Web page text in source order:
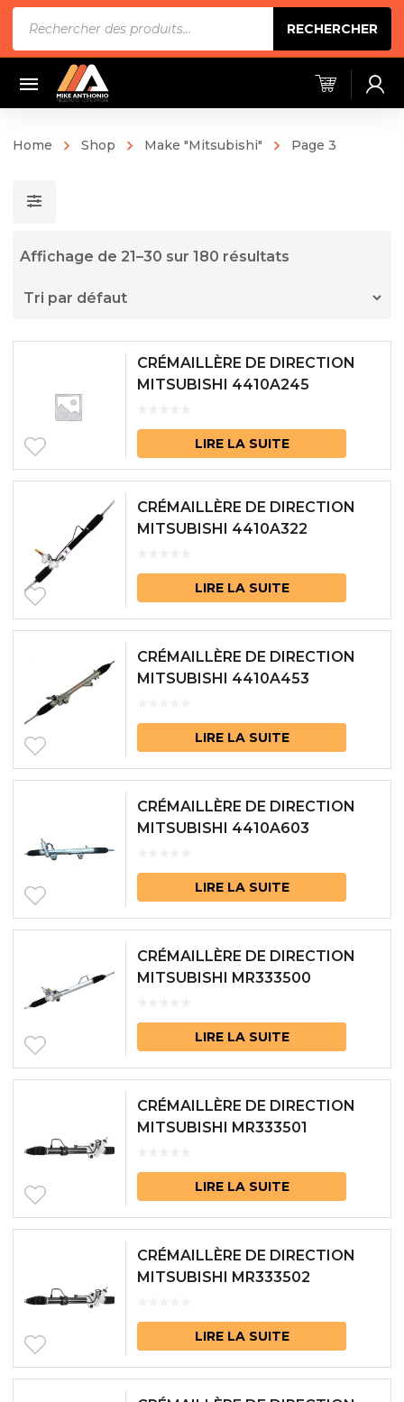
produits
RECHERCHER
Home Shop Make "Mitsubishi" Page 3
Affichage de 21–30 sur 180 résultats
CRÉMAILLÈRE DE DIRECTION
MITSUBISHI 4410A245
LIRE LA SUITE
CRÉMAILLÈRE DE DIRECTION
MITSUBISHI 4410A322
LIRE LA SUITE
CRÉMAILLÈRE DE DIRECTION
MITSUBISHI 4410A453
LIRE LA SUITE
CRÉMAILLÈRE DE DIRECTION
MITSUBISHI 4410A603
LIRE LA SUITE
CRÉMAILLÈRE DE DIRECTION
MITSUBISHI MR333500
LIRE LA SUITE
CRÉMAILLÈRE DE DIRECTION
MITSUBISHI MR333501
LIRE LA SUITE
CRÉMAILLÈRE DE DIRECTION
MITSUBISHI MR333502
LIRE LA SUITE